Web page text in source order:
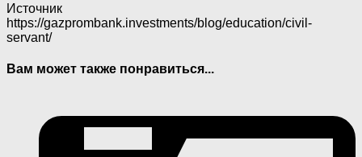
Источник
https://gazprombank.investments/blog/education/civil-
servant/
Вам может также понравиться...